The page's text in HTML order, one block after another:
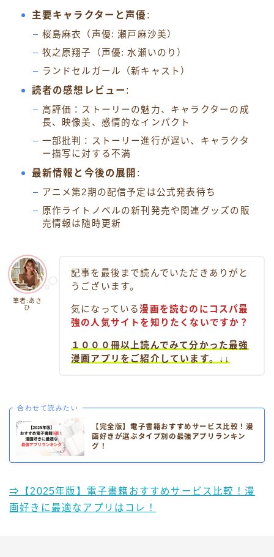
主要キャラクターと声優 :
桜島麻衣（声優: 瀬戸麻沙美）
牧之原翔子（声優: 水瀬いのり）
ランドセルガール（新キャスト）
読者の感想レビュー :
高評価：ストーリーの魅力、キャラクターの成
長、映像美、感情的なインパクト
一部批判：ストーリー進行が遅い、キャラクタ
ー描写に対する不満
最新情報と今後の展開 :
アニメ第2期の配信予定は公式発表待ち
原作ライトノベルの新刊発売や関連グッズの販
売情報は随時更新
筆者:あさ
ひ
記事を最後まで読んでいただきありがと
うございます。
気になっている漫画を読むのにコスパ最
強の人気サイトを知りたくないですか？
１０００冊以上読んでみて分かった最強
漫画アプリをご紹介しています。↓↓
合わせて読みたい
【完全版】電子書籍おすすめサービス比較！漫
画好きが選ぶタイプ別の最強アプリランキン
グ！
⇒【2025年版】電子書籍おすすめサービス比較！漫
画好きに最適なアプリはコレ！